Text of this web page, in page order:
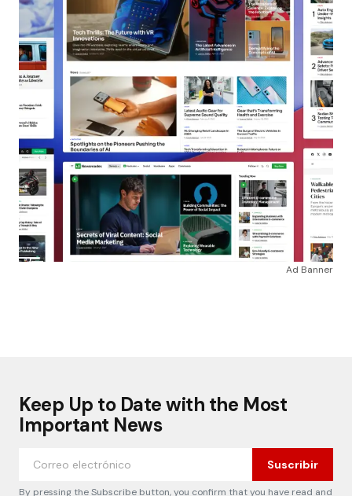
Ad Banner
Keep Up to Date with the Most
Important News
Suscribir
By pressing the Subscribe button, you confirm that you have read and